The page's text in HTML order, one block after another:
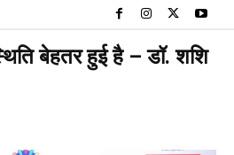
बेहतर हुई है – डॉ. शशि